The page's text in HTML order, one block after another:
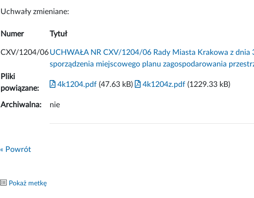
Uchwały zmieniane:
Numer Tytuł
CXV/1204/06UCHWAŁA NR CXV/1204/06 Rady Miasta Krakowa z
sporządzenia miejscowego planu zagospodarowania
Pliki
powiązane:
4k1204.pdf (47.63 kB) 4k1204z.pdf (1229.33 kB)
Archiwalna: nie
« Powrót
Pokaż metkę